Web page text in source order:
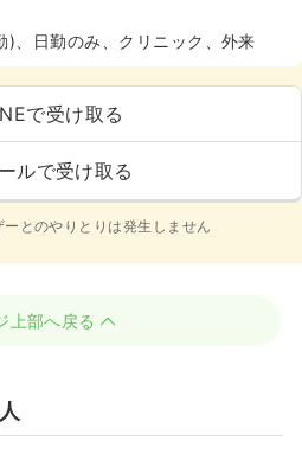
)、日勤のみ、クリニック、外来
で受け取る
ルで受け取る
とのやりとりは発生しません
上部へ戻る